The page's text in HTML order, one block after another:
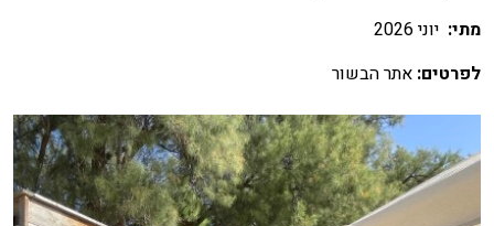
מתי: יוני 2026
לפרטים: אתר הבשור